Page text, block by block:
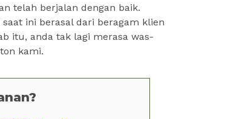
telah berjalan dengan baik.
ini berasal dari beragam klien
itu, anda tak lagi merasa was-
kami.